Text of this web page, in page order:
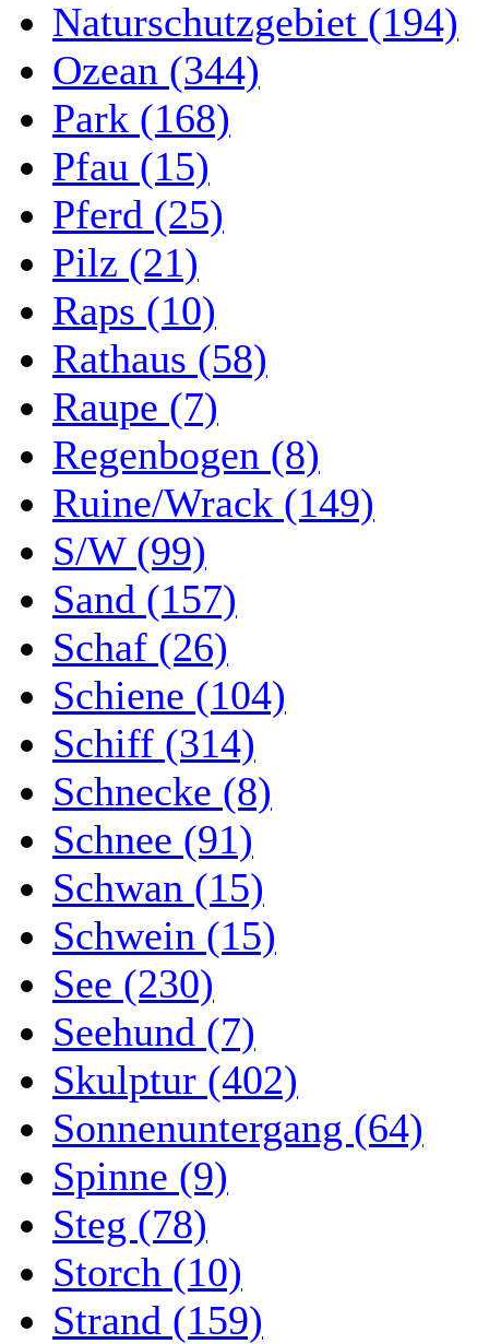
Naturschutzgebiet (194)
Ozean (344)
Park (168)
Pfau (15)
Pferd (25)
Pilz (21)
Raps (10)
Rathaus (58)
Raupe (7)
Regenbogen (8)
Ruine/Wrack (149)
S/W (99)
Sand (157)
Schaf (26)
Schiene (104)
Schiff (314)
Schnecke (8)
Schnee (91)
Schwan (15)
Schwein (15)
See (230)
Seehund (7)
Skulptur (402)
Sonnenuntergang (64)
Spinne (9)
Steg (78)
Storch (10)
Strand (159)